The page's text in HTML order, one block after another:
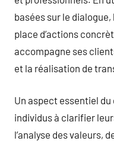
basées sur le
place d’actions
accompagne ses
et la réalisation de
Un aspect essentiel du
individus à clarifier
l’analyse des valeurs,